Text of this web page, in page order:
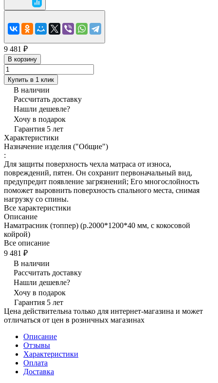
9 481 ₽
В корзину
Купить в 1 клик
В наличии
Рассчитать доставку
Нашли дешевле?
Хочу в подарок
Гарантия 5 лет
Характеристики
Назначение изделия ("Общие")
:
Для защиты поверхность чехла матраса от износа,
повреждений, пятен. Он сохранит первоначальный вид,
предупредит появление загрязнений; Его многослойность
поможет выровнить поверхность спального места, снимая
нагрузку со спины.
Все характеристики
Описание
Наматрасник (топпер) (р.2000*1200*40 мм, с кокосовой
койрой)
Все описание
9 481 ₽
В наличии
Рассчитать доставку
Нашли дешевле?
Хочу в подарок
Гарантия 5 лет
Цена действительна только для интернет-магазина и может
отличаться от цен в розничных магазинах
Описание
Отзывы
Характеристики
Оплата
Доставка